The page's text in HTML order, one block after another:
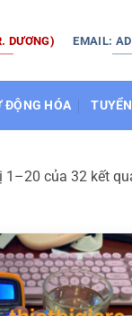
DƯƠNG) EMAIL:
ĐỘNG HÓA
1–20 của 32 kết